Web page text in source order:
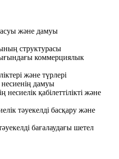
және дамуы
структурасы
коммерциялык
және түрлері
дамуы
қабілеттілікті және
тәуекелді басқару және
бағалаудағы шетел